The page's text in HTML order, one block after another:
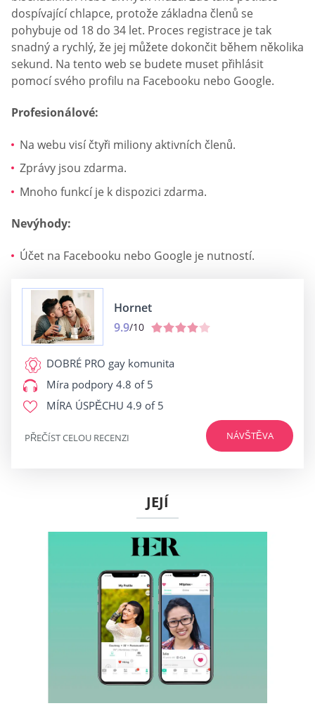
dospívající chlapce, protože základna členů se
pohybuje od 18 do 34 let. Proces registrace je tak
snadný a rychlý, že jej můžete dokončit během několika
sekund. Na tento web se budete muset přihlásit
pomocí svého profilu na Facebooku nebo Google.
Profesionálové:
Na webu visí čtyři miliony aktivních členů.
Zprávy jsou zdarma.
Mnoho funkcí je k dispozici zdarma.
Nevýhody:
Účet na Facebooku nebo Google je nutností.
Hornet
9.9/10
DOBRÉ PRO gay komunita
Míra podpory 4.8 of 5
MÍRA ÚSPĚCHU 4.9 of 5
NÁVŠTĚVA
PŘEČÍST CELOU RECENZI
JEJÍ